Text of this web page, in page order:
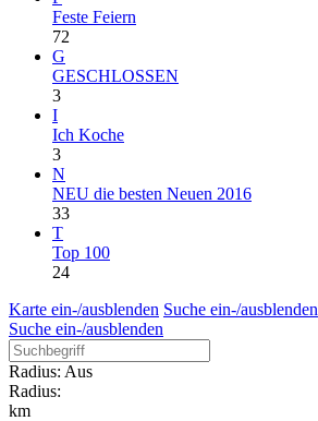
Feste Feiern
72
G
GESCHLOSSEN
3
I
Ich Koche
3
N
NEU die besten Neuen 2016
33
T
Top 100
24
Karte ein-/ausblenden Suche ein-/ausblenden
Suche ein-/ausblenden
Radius: Aus
Radius:
km